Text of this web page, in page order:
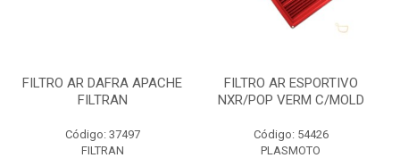
FILTRO AR DAFRA APACHE
FILTRAN
Código: 37497
FILTRAN
FILTRO AR ESPORTIVO
NXR/POP VERM C/MOLD
Código: 54426
PLASMOTO